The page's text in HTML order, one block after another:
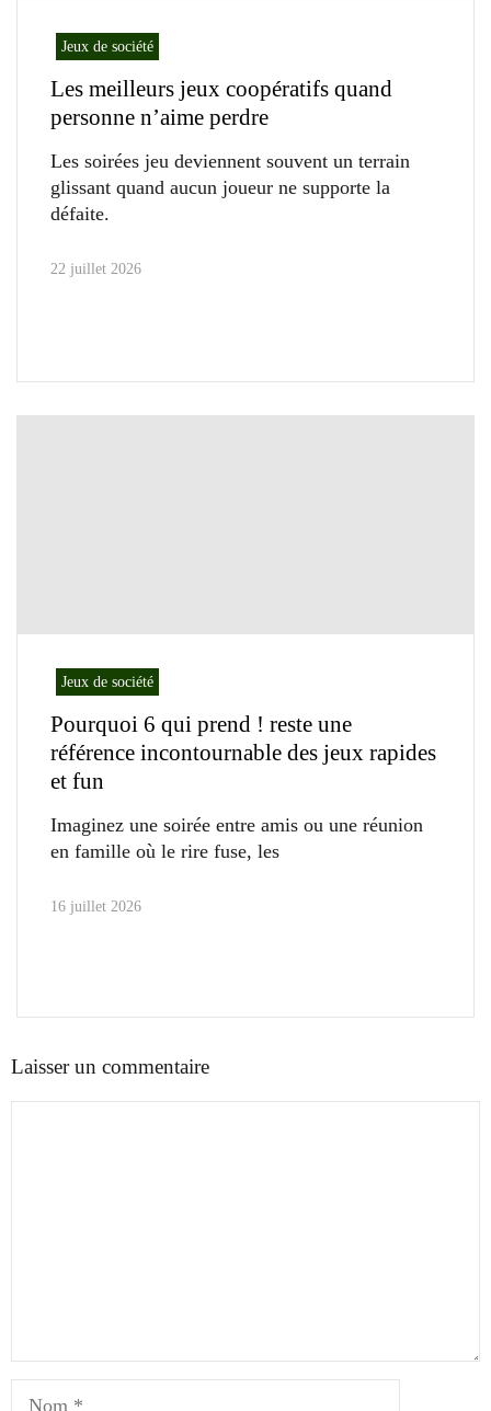
Jeux de société
Les meilleurs jeux coopératifs quand
personne n’aime perdre
Les soirées jeu deviennent souvent un terrain
glissant quand aucun joueur ne supporte la
défaite.
22 juillet 2026
Jeux de société
Pourquoi 6 qui prend ! reste une
référence incontournable des jeux rapides
et fun
Imaginez une soirée entre amis ou une réunion
en famille où le rire fuse, les
16 juillet 2026
Laisser un commentaire